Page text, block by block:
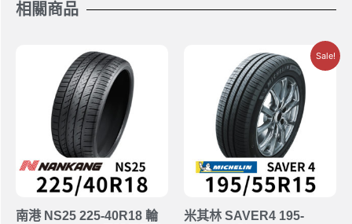
相關商品
南港 NS25 225-40R18 輪
Sale!
米其林 SAVER4 195-